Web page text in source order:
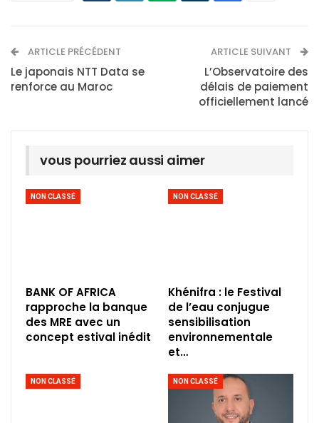
ARTICLE PRÉCÉDENT
Le japonais NTT Data se
renforce au Maroc
ARTICLE SUIVANT
L’Observatoire des
délais de paiement
officiellement lancé
vous pourriez aussi aimer
NON CLASSÉ
BANK OF AFRICA
rapproche la banque
des MRE avec un
concept estival inédit
NON CLASSÉ
Khénifra : le Festival
de l’eau conjugue
sensibilisation
environnementale
et…
NON CLASSÉ NON CLASSÉ